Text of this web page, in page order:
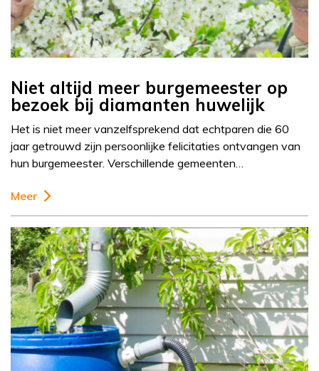
Niet altijd meer burgemeester op
bezoek bij diamanten huwelijk
Het is niet meer vanzelfsprekend dat echtparen die 60
jaar getrouwd zijn persoonlijke felicitaties ontvangen van
hun burgemeester. Verschillende gemeenten…
Meer